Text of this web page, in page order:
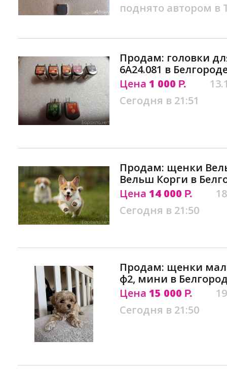
поднято автором в
Продам: головки
6А24.081 в
Цена 1 000 Р.
Сегодня в 21:51
Продам: щенки
Вельш Корги в
Цена 14 000 Р.
Сегодня в 21:50
Продам: щенки
ф2, мини в
Цена 15 000 Р.
Сегодня в 21:50